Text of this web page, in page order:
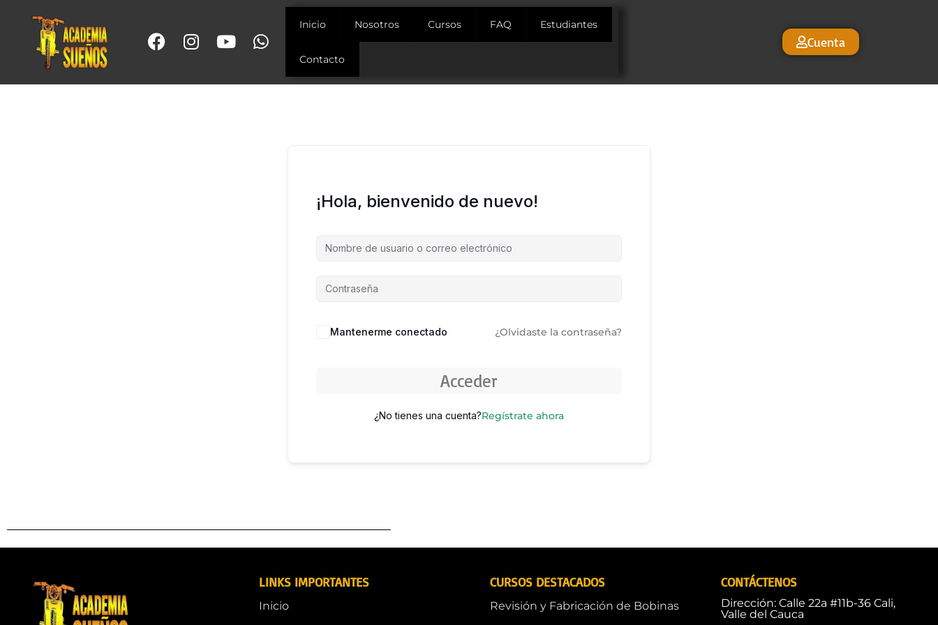
Inicio Nosotros Cursos FAQ Estudiantes
Contacto
Cuenta
¡Hola, bienvenido de nuevo!
Mantenerme conectado ¿Olvidaste la contraseña?
Acceder
¿No tienes una cuenta?Regístrate ahora
LINKS IMPORTANTES
Inicio
CURSOS DESTACADOS
Revisión y Fabricación de Bobinas
CONTÁCTENOS
Dirección: Calle 22a #11b-36 Cali,
Valle del Cauca